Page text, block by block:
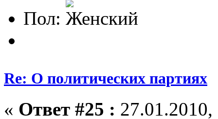
Пол:
Re: О политических партиях
« Ответ #25 :